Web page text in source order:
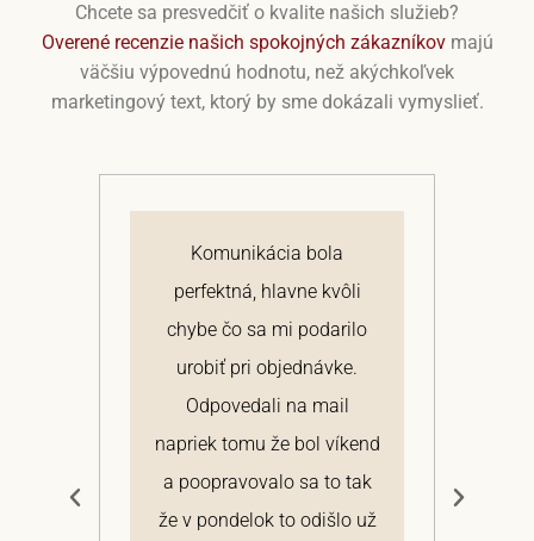
Chcete sa presvedčiť o kvalite našich služieb?
Overené recenzie našich spokojných zákazníkovmajú
väčšiu výpovednú hodnotu, než akýchkoľvek
marketingový text, ktorý by sme dokázali vymyslieť.
Komunikácia bola
perfektná, hlavne kvôli
chybe čo sa mi podarilo
urobiť pri objednávke.
Odpovedali na mail
napriek tomu že bol víkend
a poopravovalo sa to tak
že v pondelok to odišlo už